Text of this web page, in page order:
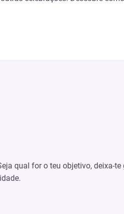
qual for o teu objetivo, deixa-te